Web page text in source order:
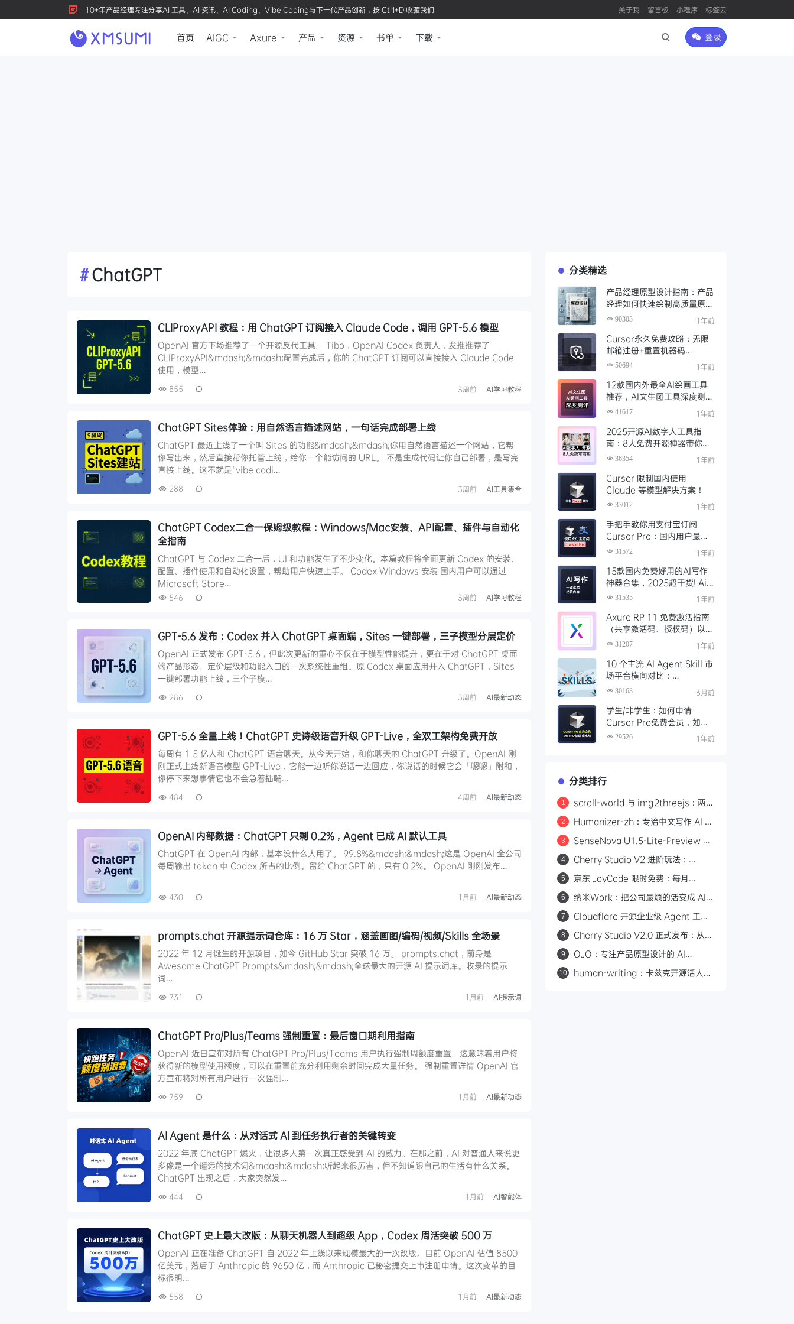
10+年产品经理专注分享AI 工具、AI 资讯、AI Coding、Vibe Coding与下一代产品创新，按 Ctrl+D 收藏我们 关于我 留言板 小程序 标签云
首页 AIGC Axure 产品 资源 书单 下载 登录
#ChatGPT
CLIProxyAPI 教程：用 ChatGPT 订阅接入 Claude Code，调用 GPT-5.6 模型
OpenAI 官方下场推荐了一个开源反代工具。 Tibo，OpenAI Codex 负责人，发推推荐了
CLIProxyAPI&mdash;&mdash;配置完成后，你的 ChatGPT 订阅可以直接接入 Claude Code
使用，模型…
855 3周前 AI学习教程
ChatGPT Sites体验：用自然语言描述网站，一句话完成部署上线
ChatGPT 最近上线了一个叫 Sites 的功能&mdash;&mdash;你用自然语言描述一个网站，它帮
你写出来，然后直接帮你托管上线，给你一个能访问的 URL。 不是生成代码让你自己部署，是写完
直接上线。这不就是"vibe codi…
288 3周前 AI工具集合
ChatGPT Codex二合一保姆级教程：Windows/Mac安装、API配置、插件与自动化
全指南
ChatGPT 与 Codex 二合一后，UI 和功能发生了不少变化。本篇教程将全面更新 Codex 的安装、
配置、插件使用和自动化设置，帮助用户快速上手。 Codex Windows 安装 国内用户可以通过
Microsoft Store…
546 3周前 AI学习教程
GPT-5.6 发布：Codex 并入 ChatGPT 桌面端，Sites 一键部署，三子模型分层定价
OpenAI 正式发布 GPT-5.6，但此次更新的重心不仅在于模型性能提升，更在于对 ChatGPT 桌面
端产品形态、定价层级和功能入口的一次系统性重组。原 Codex 桌面应用并入 ChatGPT，Sites
一键部署功能上线，三个子模…
286 3周前 AI最新动态
GPT-5.6 全量上线！ChatGPT 史诗级语音升级 GPT-Live，全双工架构免费开放
每周有 1.5 亿人和 ChatGPT 语音聊天。从今天开始，和你聊天的 ChatGPT 升级了。OpenAI 刚
刚正式上线新语音模型 GPT-Live，它能一边听你说话一边回应，你说话的时候它会「嗯嗯」附和，
你停下来想事情它也不会急着插嘴…
484 4周前 AI最新动态
OpenAI 内部数据：ChatGPT 只剩 0.2%，Agent 已成 AI 默认工具
ChatGPT 在 OpenAI 内部，基本没什么人用了。 99.8%&mdash;&mdash;这是 OpenAI 全公司
每周输出 token 中 Codex 所占的比例。留给 ChatGPT 的，只有 0.2%。 OpenAI 刚刚发布…
430 1月前 AI最新动态
prompts.chat 开源提示词仓库：16 万 Star，涵盖画图/编码/视频/Skills 全场景
2022 年 12 月诞生的开源项目，如今 GitHub Star 突破 16 万。 prompts.chat，前身是
Awesome ChatGPT Prompts&mdash;&mdash;全球最大的开源 AI 提示词库。收录的提示
词…
731 1月前 AI提示词
ChatGPT Pro/Plus/Teams 强制重置：最后窗口期利用指南
OpenAI 近日宣布对所有 ChatGPT Pro/Plus/Teams 用户执行强制周额度重置。这意味着用户将
获得新的模型使用额度，可以在重置前充分利用剩余时间完成大量任务。 强制重置详情 OpenAI 官
方宣布将对所有用户进行一次强制…
759 1月前 AI最新动态
AI Agent 是什么：从对话式 AI 到任务执行者的关键转变
2022 年底 ChatGPT 爆火，让很多人第一次真正感受到 AI 的威力。在那之前，AI 对普通人来说更
多像是一个遥远的技术词&mdash;&mdash;听起来很厉害，但不知道跟自己的生活有什么关系。
ChatGPT 出现之后，大家突然发…
444 1月前 AI智能体
ChatGPT 史上最大改版：从聊天机器人到超级 App，Codex 周活突破 500 万
OpenAI 正在准备 ChatGPT 自 2022 年上线以来规模最大的一次改版。目前 OpenAI 估值 8500
亿美元，落后于 Anthropic 的 9650 亿，而 Anthropic 已秘密提交上市注册申请。这次变革的目
标很明…
558 1月前 AI最新动态
分类精选
产品经理原型设计指南：产品
经理如何快速绘制高质量原
型？（附步骤与资源）
90303 1年前
Cursor永久免费攻略：无限
邮箱注册+重置机器码
+Cursor试用期重置工具实现
50694 1年前
12款国内外最全AI绘画工具
推荐，AI文生图工具深度测评
与场景化对比
41617 1年前
2025开源AI数字人工具指
南：8大免费开源神器带你免
费解锁可商用的AI数字人
36354 1年前
Cursor 限制国内使用
Claude 等模型解决方案！
33012 1年前
手把手教你用支付宝订阅
Cursor Pro：国内用户最全
开通教程（附取消自动扣费）
31572 1年前
15款国内免费好用的AI写作
神器合集，2025超干货! Ai
写作工具推荐，支持论文长文
31535 1年前
Axure RP 11 免费激活指南
（共享激活码、授权码）以及
永久激活方法分享
31207 1年前
10 个主流 AI Agent Skill 市
场平台横向对比：
Clawhub、Skillsmp、
30163 3月前
学生/非学生：如何申请
Cursor Pro免费会员，如何
通过SheerID验证快速激活全
29526 1年前
分类排行
1
scroll-world 与 img2threejs：两个
做网页和 3D 模型
2
Humanizer-zh：专治中文写作 AI 味
3
SenseNova U1.5-Lite-Preview 开
4K 图像生成与编辑
4
Cherry Studio V2 进阶玩法：
生态
5
京东 JoyCode 限时免费：每月
大模型
6
纳米Work：把公司最烦的活变成 AI
7
Cloudflare 开源企业级 Agent 工作
8
Cherry Studio V2.0 正式发布：从
能工作站
9
OJO：专注产品原型设计的 AI
10
human-writing：卡兹克开源活人感